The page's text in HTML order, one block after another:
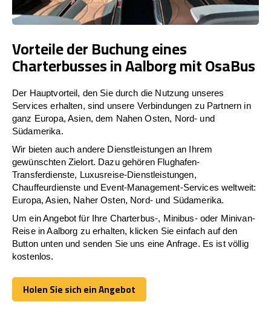
Vorteile der Buchung eines
Charterbusses in Aalborg mit OsaBus
Der Hauptvorteil, den Sie durch die Nutzung unseres
Services erhalten, sind unsere Verbindungen zu Partnern in
ganz Europa, Asien, dem Nahen Osten, Nord- und
Südamerika.
Wir bieten auch andere Dienstleistungen an Ihrem
gewünschten Zielort. Dazu gehören Flughafen-
Transferdienste, Luxusreise-Dienstleistungen,
Chauffeurdienste und Event-Management-Services weltweit:
Europa, Asien, Naher Osten, Nord- und Südamerika.
Um ein Angebot für Ihre Charterbus-, Minibus- oder Minivan-
Reise in Aalborg zu erhalten, klicken Sie einfach auf den
Button unten und senden Sie uns eine Anfrage. Es ist völlig
kostenlos.
Holen Sie sich ein Angebot
Holen Sie sich ein Angebot